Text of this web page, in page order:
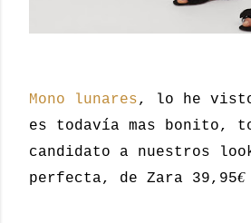
Mono lunares, lo he
es todavía mas bonito,
candidato a nuestros
perfecta, de Zara 39,95€